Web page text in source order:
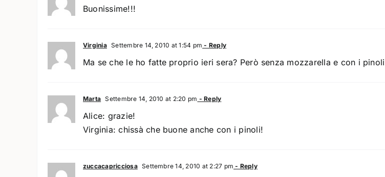
Buonissime!!!
Virginia Settembre 14, 2010 at 1:54 pm - Reply
Ma se che le ho fatte proprio ieri sera? Però senza mozzarella e con i
Marta Settembre 14, 2010 at 2:20 pm - Reply
Alice: grazie!
Virginia: chissà che buone anche con i pinoli!
zuccacapricciosa Settembre 14, 2010 at 2:27 pm - Reply